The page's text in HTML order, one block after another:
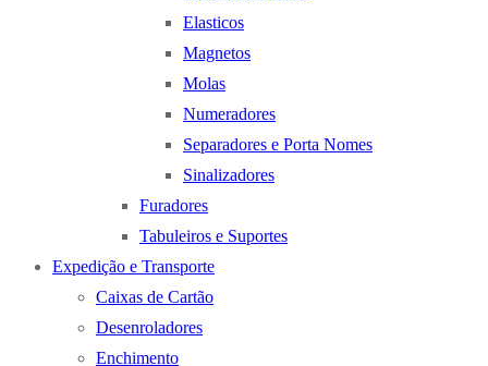
Elasticos
Magnetos
Molas
Numeradores
Separadores e Porta Nomes
Sinalizadores
Furadores
Tabuleiros e Suportes
Expedição e Transporte
Caixas de Cartão
Desenroladores
Enchimento